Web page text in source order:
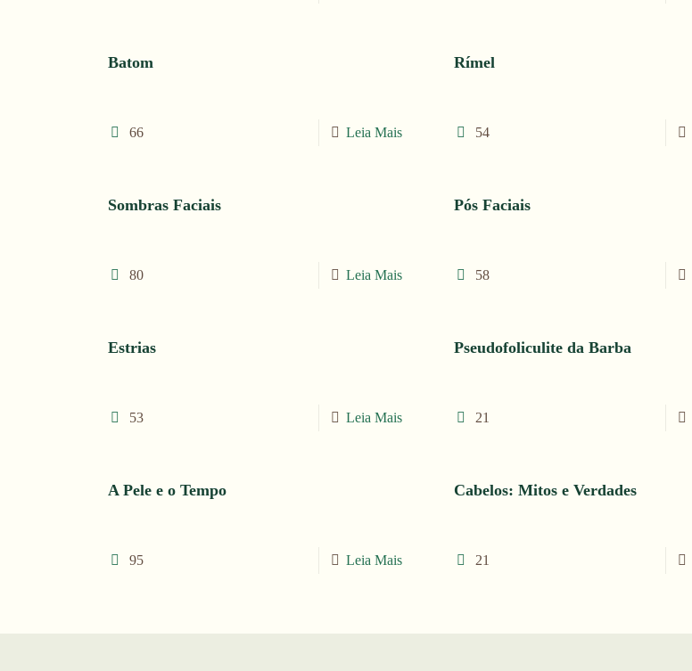
Batom
66 Leia Mais
Rímel
54
Sombras Faciais
80 Leia Mais
Pós Faciais
58
Estrias
53 Leia Mais
Pseudofoliculite da Barba
21
A Pele e o Tempo
95 Leia Mais
Cabelos: Mitos e Verdades
21